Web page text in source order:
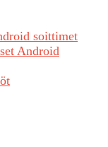
soittimet
Android